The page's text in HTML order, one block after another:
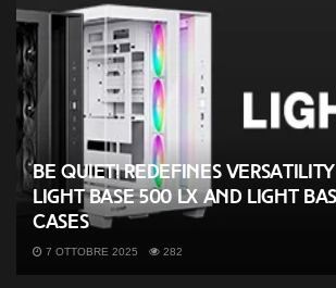
be quiet! redefines
Light Base 500 LX and Light
cases
7 OTTOBRE 2025 282